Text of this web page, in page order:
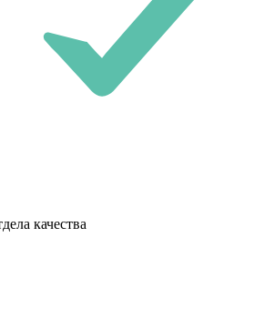
качества